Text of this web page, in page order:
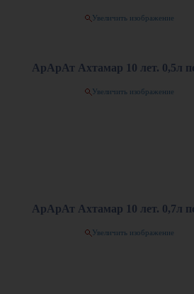
Увеличить изображение
АрАрАт Ахтамар 10 лет. 0,5л
Увеличить изображение
АрАрАт Ахтамар 10 лет. 0,7л
Увеличить изображение